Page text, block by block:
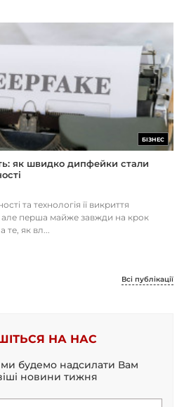
БІЗНЕС
як швидко дипфейки стали
та технологія її викриття
перша майже завжди на крок
як вл...
Всі публікації
НА НАС
будемо надсилати Вам
новини тижня